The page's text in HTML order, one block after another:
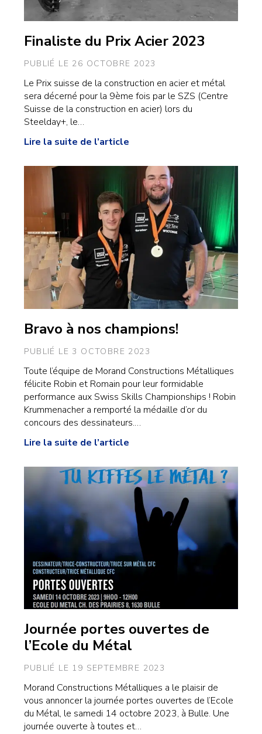
Finaliste du Prix Acier 2023
PUBLIÉ LE 26 OCTOBRE 2023
Le Prix suisse de la construction en acier et métal
sera décerné pour la 9ème fois par le SZS (Centre
Suisse de la construction en acier) lors du
Steelday+, le…
Lire la suite de l’article
Bravo à nos champions!
PUBLIÉ LE 3 OCTOBRE 2023
Toute l’équipe de Morand Constructions Métalliques
félicite Robin et Romain pour leur formidable
performance aux Swiss Skills Championships ! Robin
Krummenacher a remporté la médaille d’or du
concours des dessinateurs.…
Lire la suite de l’article
Journée portes ouvertes de
l’Ecole du Métal
PUBLIÉ LE 19 SEPTEMBRE 2023
Morand Constructions Métalliques a le plaisir de
vous annoncer la journée portes ouvertes de l’Ecole
du Métal, le samedi 14 octobre 2023, à Bulle. Une
journée ouverte à toutes et…